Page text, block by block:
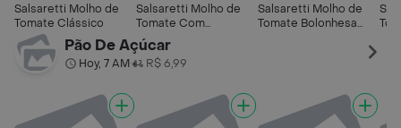
Salsaretti Molho de
Tomate Clássico
Salsaretti Molho de
Tomate Com
Manjericão
Salsaretti Molho de
Tomate Bolonhesa
Pão De Açúcar
Hoy, 7 AM• R$ 6,99